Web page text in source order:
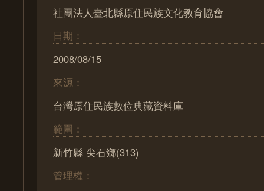
社團法人臺北縣原住民族文化教育協會
日期：
2008/08/15
來源：
台灣原住民族數位典藏資料庫
範圍：
新竹縣 尖石鄉(313)
管理權：